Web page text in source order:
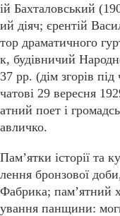
ій Бахталовський
ий діяч; єрентій
тор драматичного
к, будівничий
37 рр. (дім згорів
чатові 29 вересня
атний поет і
авличко.
Пам’ятки історії та
лення бронзової
Фабрика; пам’ятний
ування панщини: